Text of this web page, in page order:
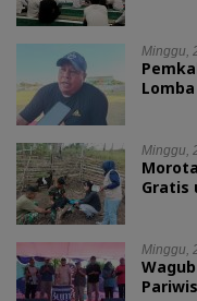
Minggu,
Minggu,
Gratis
Minggu,